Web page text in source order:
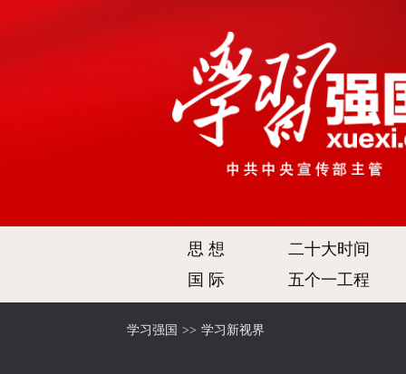
思 想
二十大时间
国 际
五个一工程
学习强国 >> 学习新视界